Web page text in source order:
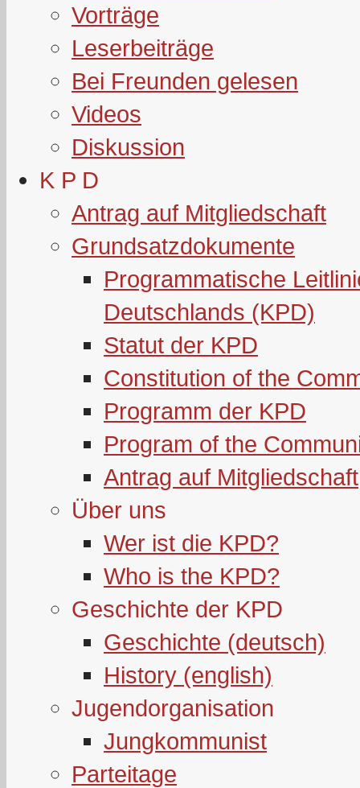
Vorträge
Leserbeiträge
Bei Freunden gelesen
Videos
Diskussion
K P D
Antrag auf Mitgliedschaft
Grundsatzdokumente
Programmatische
Deutschlands (KPD)
Statut der KPD
Constitution of the
Programm der KPD
Program of the
Antrag auf Mitgliedschaft
Über uns
Wer ist die KPD?
Who is the KPD?
Geschichte der KPD
Geschichte (deutsch)
History (english)
Jugendorganisation
Jungkommunist
Parteitage